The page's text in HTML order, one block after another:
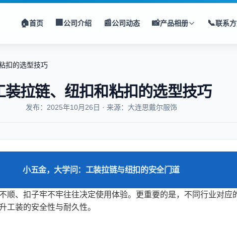
🏠首页 🏢公司介绍 📰公司动态 📸产品相册 📞联系
扣的选型技巧
装拉链、纽扣和粘扣的选型技巧
发布：2025年10月26日 · 来源：大连思戴尔服饰
小五金，大学问：工装拉链与纽扣的安全门道
顺、扣子牢不牢往往决定使用体验。更重要的是，不同行业对应
工装的安全性与耐久性。